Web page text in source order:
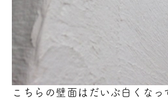
こちらの壁面はだいぶ白くなっ